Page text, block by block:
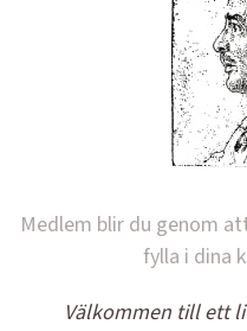
Medlem blir du genom
fylla i dina
Välkommen till ett